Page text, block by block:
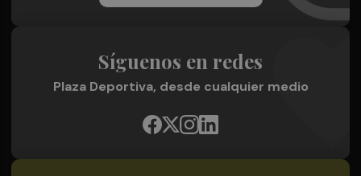
Síguenos en redes
Plaza Deportiva, desde cualquier medio